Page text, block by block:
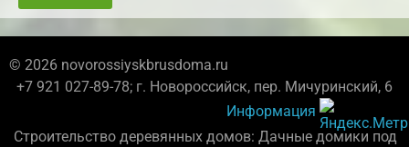
© 2026 novorossiyskbrusdoma.ru
+7 921 027-89-78; г. Новороссийск, пер. Мичуринский, 6
Информация
Строительство деревянных домов: Дачные домики под